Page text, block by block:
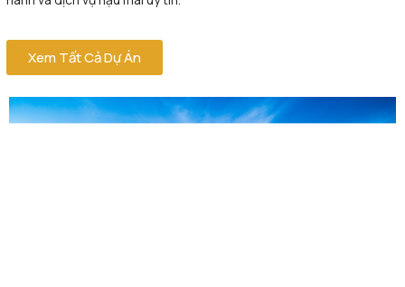
Xem Tất Cả Dự Án